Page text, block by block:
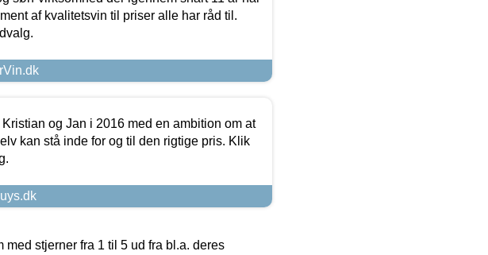
af kvalitetsvin til priser alle har råd til.
og Jan i 2016 med en ambition om at
kan stå inde for og til den rigtige pris. Klik
stjerner fra 1 til 5 ud fra bl.a. deres